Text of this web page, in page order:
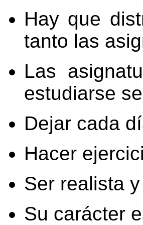
Hay que
tanto las
Las
estudiarse
Dejar cada
Hacer
Ser realista
Su carácter